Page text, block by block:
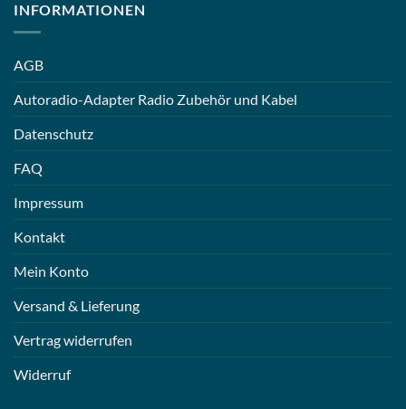
INFORMATIONEN
AGB
Autoradio-Adapter Radio Zubehör und Kabel
Datenschutz
FAQ
Impressum
Kontakt
Mein Konto
Versand & Lieferung
Vertrag widerrufen
Widerruf